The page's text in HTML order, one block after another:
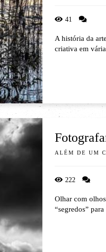
41
A história da
criativa em
ALÉM DE UM
222
Olhar com
“segredos”